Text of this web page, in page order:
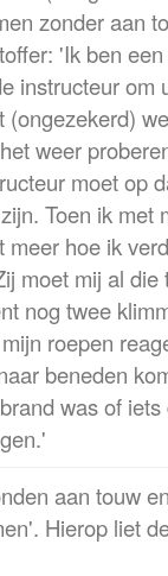
zonder aan
'Ik ben
instructeur om
weer
moet op
Toen ik met
meer hoe ik
moet mij al
nog twee
roepen
beneden
was of
aan touw
Hierop liet